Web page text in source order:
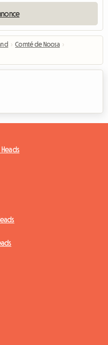
› Comté de Noosa ›